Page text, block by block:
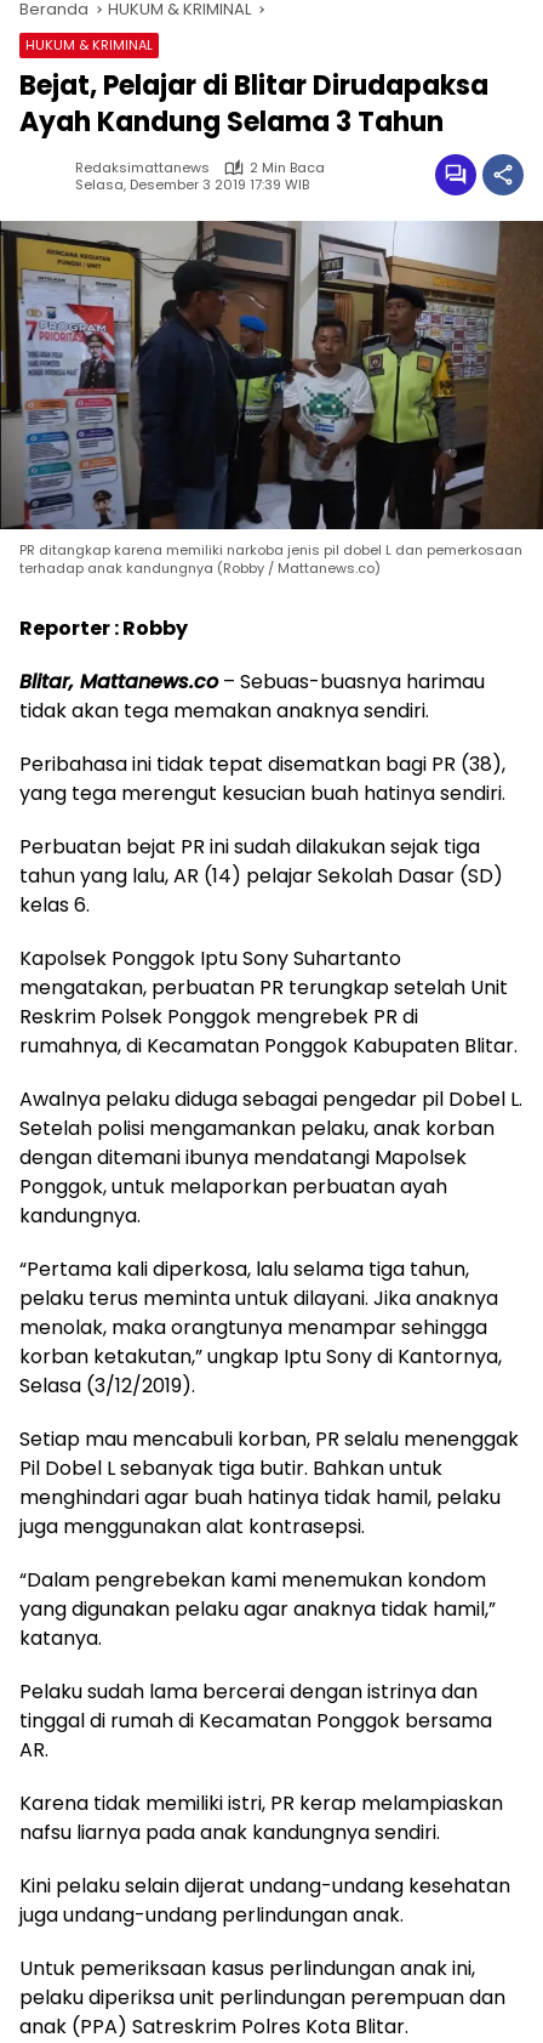
Beranda HUKUM & KRIMINAL
HUKUM & KRIMINAL
Bejat, Pelajar di Blitar Dirudapaksa
Ayah Kandung Selama 3 Tahun
Redaksimattanews
2 Min Baca
Selasa, Desember 3 2019 17:39 WIB
PR ditangkap karena memiliki narkoba jenis pil dobel L dan pemerkosaan
terhadap anak kandungnya (Robby / Mattanews.co)
Reporter : Robby
Blitar, Mattanews.co– Sebuas-buasnya harimau
tidak akan tega memakan anaknya sendiri.
Peribahasa ini tidak tepat disematkan bagi PR (38),
yang tega merengut kesucian buah hatinya sendiri.
Perbuatan bejat PR ini sudah dilakukan sejak tiga
tahun yang lalu, AR (14) pelajar Sekolah Dasar (SD)
kelas 6.
Kapolsek Ponggok Iptu Sony Suhartanto
mengatakan, perbuatan PR terungkap setelah Unit
Reskrim Polsek Ponggok mengrebek PR di
rumahnya, di Kecamatan Ponggok Kabupaten Blitar.
Awalnya pelaku diduga sebagai pengedar pil Dobel L.
Setelah polisi mengamankan pelaku, anak korban
dengan ditemani ibunya mendatangi Mapolsek
Ponggok, untuk melaporkan perbuatan ayah
kandungnya.
“Pertama kali diperkosa, lalu selama tiga tahun,
pelaku terus meminta untuk dilayani. Jika anaknya
menolak, maka orangtunya menampar sehingga
korban ketakutan,” ungkap Iptu Sony di Kantornya,
Selasa (3/12/2019).
Setiap mau mencabuli korban, PR selalu menenggak
Pil Dobel L sebanyak tiga butir. Bahkan untuk
menghindari agar buah hatinya tidak hamil, pelaku
juga menggunakan alat kontrasepsi.
“Dalam pengrebekan kami menemukan kondom
yang digunakan pelaku agar anaknya tidak hamil,”
katanya.
Pelaku sudah lama bercerai dengan istrinya dan
tinggal di rumah di Kecamatan Ponggok bersama
AR.
Karena tidak memiliki istri, PR kerap melampiaskan
nafsu liarnya pada anak kandungnya sendiri.
Kini pelaku selain dijerat undang-undang kesehatan
juga undang-undang perlindungan anak.
Untuk pemeriksaan kasus perlindungan anak ini,
pelaku diperiksa unit perlindungan perempuan dan
anak (PPA) Satreskrim Polres Kota Blitar.